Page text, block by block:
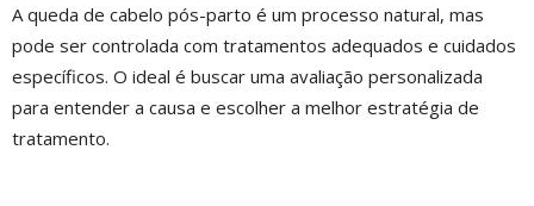
A queda de cabelo pós-parto é um processo natural, mas
pode ser controlada com tratamentos adequados e cuidados
específicos. O ideal é buscar uma avaliação personalizada
para entender a causa e escolher a melhor estratégia de
tratamento.